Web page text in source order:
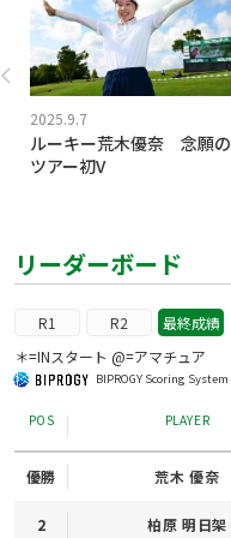
2025.9.7
ルーキー荒木優奈 念願の
ツアー初V
リーダーボード
R1 R2 最終成績
BIPROGY Scoring System
＊=INスタート @=アマチュア
POS PLAYER
優勝 荒木 優奈
2 柏原 明日架